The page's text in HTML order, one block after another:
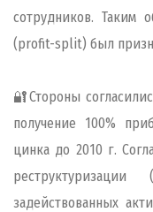
сотрудников. Таким
(profit-split) был
🔐Стороны
получение 100%
цинка до 2010 г.
задействованных